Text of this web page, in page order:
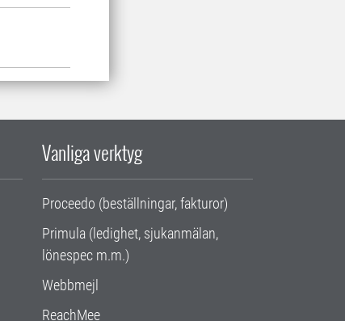
Vanliga verktyg
Proceedo (beställningar, fakturor)
Primula (ledighet, sjukanmälan,
lönespec m.m.)
Webbmejl
ReachMee